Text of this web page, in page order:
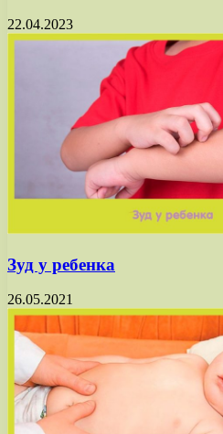
22.04.2023
Зуд у ребенка
26.05.2021